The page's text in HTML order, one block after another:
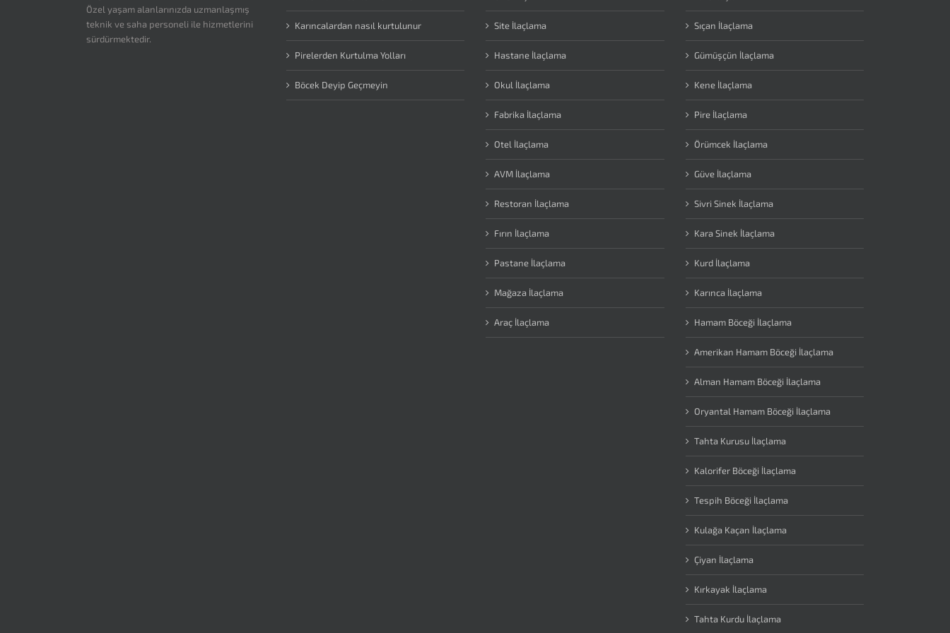
Özel yaşam alanlarınızda uzmanlaşmış
teknik ve saha personeli ile hizmetlerini
sürdürmektedir.
Karıncalardan nasıl kurtulunur
Pirelerden Kurtulma Yolları
Böcek Deyip Geçmeyin
Site İlaçlama
Hastane İlaçlama
Okul İlaçlama
Fabrika İlaçlama
Otel İlaçlama
AVM İlaçlama
Restoran İlaçlama
Fırın İlaçlama
Pastane İlaçlama
Mağaza İlaçlama
Araç İlaçlama
Sıçan İlaçlama
Gümüşçün İlaçlama
Kene İlaçlama
Pire İlaçlama
Örümcek İlaçlama
Güve İlaçlama
Sivri Sinek İlaçlama
Kara Sinek İlaçlama
Kurd İlaçlama
Karınca İlaçlama
Hamam Böceği İlaçlama
Amerikan Hamam Böceği İlaçlama
Alman Hamam Böceği İlaçlama
Oryantal Hamam Böceği İlaçlama
Tahta Kurusu İlaçlama
Kalorifer Böceği İlaçlama
Tespih Böceği İlaçlama
Kulağa Kaçan İlaçlama
Çiyan İlaçlama
Kırkayak İlaçlama
Tahta Kurdu İlaçlama